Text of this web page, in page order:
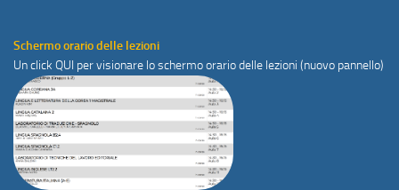
Schermo orario delle lezioni
Un click QUI per visionare lo schermo orario delle lezioni (nuovo pannello)